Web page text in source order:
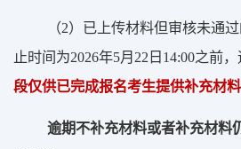
（2） 已上传材料但审核未通过
止时间 为2026年5月 22 日 14:00之前，
段仅供已完成报名考生提供补充材料
逾期不补充材料或者补充材料